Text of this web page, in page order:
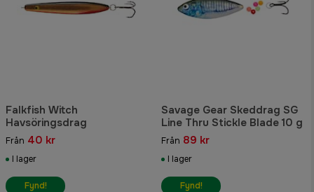
Falkfish Witch
Havsöringsdrag
Från 40 kr
I lager
Savage Gear Skeddrag SG
Line Thru Stickle Blade 10 g
Från 89 kr
I lager
Fynd! Fynd!